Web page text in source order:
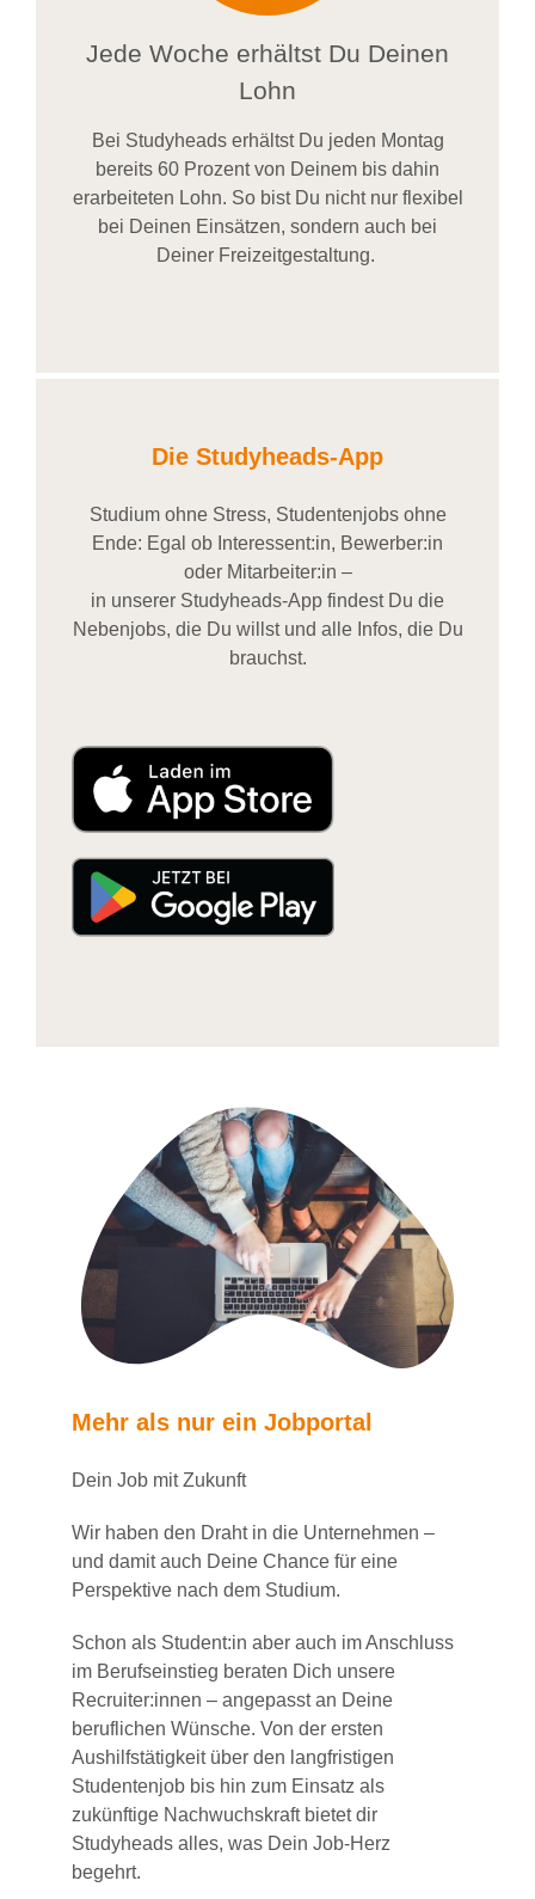
Jede Woche erhältst Du Deinen
Lohn
Bei Studyheadserhältst Du jeden Montag
bereits 60 Prozent von Deinem bis dahin
erarbeiteten Lohn. So bist Du nicht nur flexibel
bei Deinen Einsätzen, sondern auch bei
DeinerFreizeitgestaltung.
Die Studyheads-App
Studium ohne Stress, Studentenjobs ohne
Ende: Egal ob Interessent:in, Bewerber:in
oder Mitarbeiter:in –
in unserer Studyheads-App findest Du die
Nebenjobs, die Du willst und alle Infos, die Du
brauchst.
Mehr als nur ein Jobportal
Dein Job mit Zukunft
Wir haben den Draht in die Unternehmen –
und damit auch Deine Chance für eine
Perspektive nach dem Studium.
Schon als Student:in aber auch im Anschluss
im Berufseinstieg beraten Dich unsere
Recruiter:innen – angepasst an Deine
beruflichen Wünsche. Von der ersten
Aushilfstätigkeit über den langfristigen
Studentenjob bis hin zum Einsatz als
zukünftige Nachwuchskraft bietet dir
Studyheads alles, was Dein Job-Herz
begehrt.